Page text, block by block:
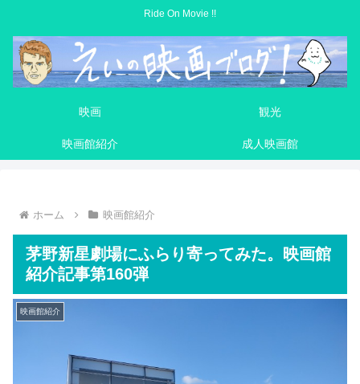
Ride On Movie !!
映画 観光
映画館紹介 成人映画館
ホーム 映画館紹介
茅野新星劇場にふらり寄ってみた。映画館
紹介記事第160弾
映画館紹介